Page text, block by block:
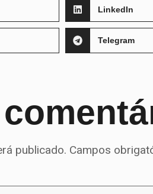
LinkedIn
Telegram
publicado. Campos